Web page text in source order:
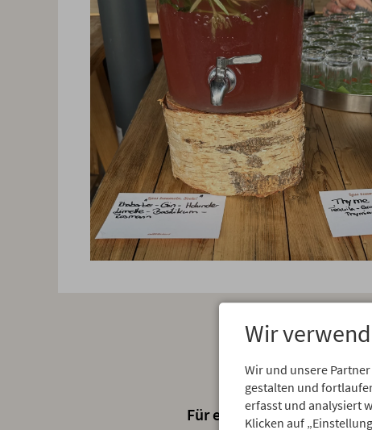
Für ein Stück Erinnerung
Wir
Wir und unsere
gestalten und
erfasst und analysiert
Klicken auf